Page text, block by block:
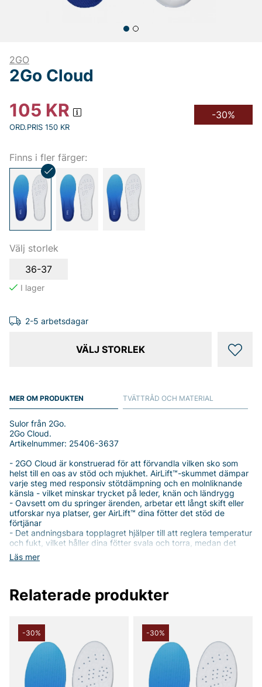
2GO
2Go Cloud
105 KR
ORD.PRIS 150 KR
-30%
Finns i fler färger:
Välj storlek
36-37
2-5 arbetsdagar
VÄLJ STORLEK
MER OM PRODUKTEN
Läs mer
Sulor från 2Go.
2Go Cloud.
Artikelnummer: 25406-3637
- 2GO Cloud är konstruerad för att förvandla vilken sko som
helst till en oas av stöd och mjukhet. AirLift™-skummet dämpar
varje steg med responsiv stötdämpning och en molnliknande
känsla - vilket minskar trycket på leder, knän och ländrygg
- Oavsett om du springer ärenden, arbetar ett långt skift eller
utforskar nya platser, ger AirLift™ dina fötter det stöd de
förtjänar
- Det andningsbara topplagret hjälper till att reglera temperatur
och fukt, vilket håller dina fötter svala och torra, medan det
ergonomiska fotvalvet och hälkonturen ger riktat stöd och
bibehåller naturlig positionering
2Go Cloud från Goodstep är konstruerad för att förvandla
vilken sko som helst till en oas av stöd och mjukhet. AirLift™-
varje steg, vilket hjälper till att minska trycket på leder, knä och
ländrygg. Oavsett om du springer ärenden, arbetar ett långt
skift eller utforskar nya platser, ger 2Go Cloud fötterna det stöd
de förtjänar. Det andningsbara topplagret arbetar med
kroppens svett- och temperaturreglering så att fötterna förblir
svala och torra, samtidigt som det ergonomiska fotvalvet och
hälkonturen ger riktat stöd och behåller en naturlig fotposition.
TVÄTTRÅD OCH MATERIAL
Relaterade produkter
-30% -30%